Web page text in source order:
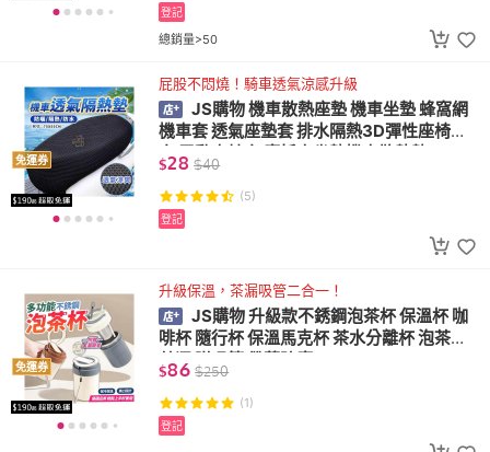
總銷量>50
登記
免運券
屁股不悶燒！騎車透氣涼感升級
JS購物 機車散熱座墊 機車坐墊 蜂窩網
機車套 透氣座墊套 排水隔熱3D彈性座椅網
套 電動車椅套 摩托車坐墊機車散熱墊
$28 $40
(5)
登記
免運券
升級保溫，茶漏吸管二合一！
JS購物 升級款不銹鋼泡茶杯 保溫杯 咖
啡杯 隨行杯 保溫馬克杯 茶水分離杯 泡茶杯
茶漏 附吸管 帶蓋防塵
$86 $250
(1)
登記